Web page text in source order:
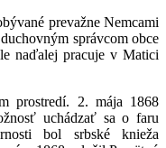
prevažne Nemcami
správcom obce
naďalej pracuje v Matici
prostredí. 2. mája 1868
uchádzať sa o faru
bol srbské knieža